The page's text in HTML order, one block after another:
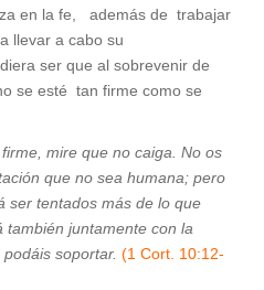
en la fe, además de trabajar
llevar a cabo su
ser que al sobrevenir de
se esté tan firme como se
mire que no caiga. No os
que no sea humana; pero
ser tentados más de lo que
también juntamente con la
soportar. (1 Cort. 10:12-